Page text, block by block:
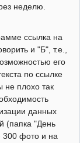
неделю.
ссылка на
и "Б", т.е.,
его
по ссылке
плохо так
данных
(папка "День
300 фото и на